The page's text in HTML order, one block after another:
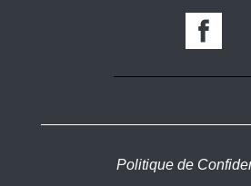
Politique de